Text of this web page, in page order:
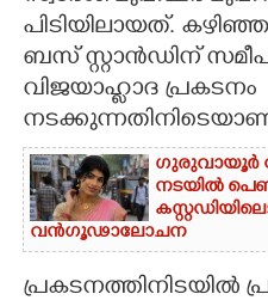
CONTACT US
പിടിയിലായത്.
ബസ് സ്റ്റാൻഡിന്
വിജയാഹ്ലാദ പ്രകടനം
ഗുരുവായൂർ
നടയിൽ
വൻഗൂഢാലോചന
പ്രകടനത്തിനിടയിൽ